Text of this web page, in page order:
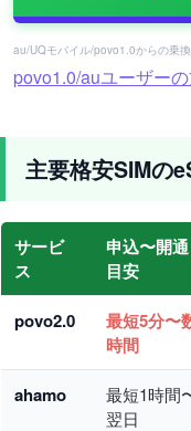
au/UQモバイル/povo1.0からの乗
povo1.0/auユーザー
主要格安SIMの
サービ
ス
申込〜開通
目安
povo2.0
最短5分〜
時間
ahamo
最短1時間
翌日